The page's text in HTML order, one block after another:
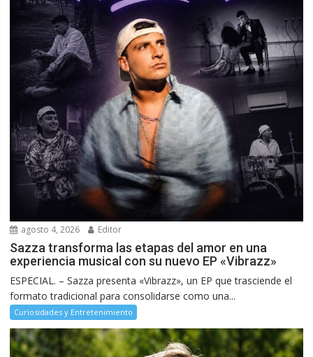
agosto 4, 2026 Editor
Sazza transforma las etapas del amor en una
experiencia musical con su nuevo EP «Vibrazz»
ESPECIAL. – Sazza presenta «Vibrazz», un EP que trasciende el
formato tradicional para consolidarse como una...
Curiosidades y Entretenimiento